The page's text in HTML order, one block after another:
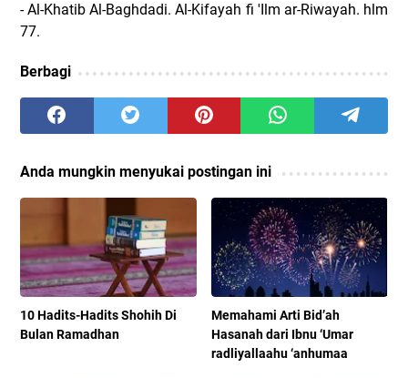
- Al-Khatib Al-Baghdadi. Al-Kifayah fi 'Ilm ar-Riwayah. hlm
77.
Berbagi
Anda mungkin menyukai postingan ini
10 Hadits-Hadits Shohih Di
Bulan Ramadhan
Memahami Arti Bid’ah
Hasanah dari Ibnu ‘Umar
radliyallaahu ‘anhumaa